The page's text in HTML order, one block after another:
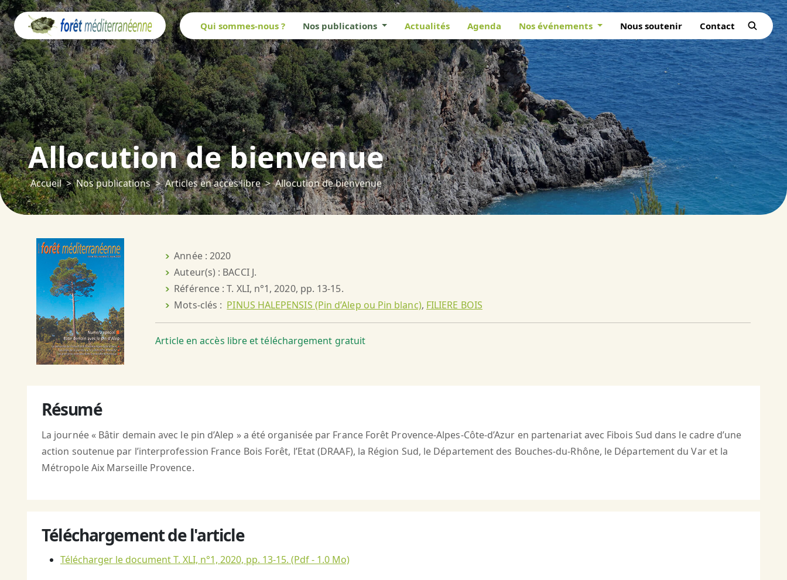
Qui sommes-nous ? Nos publications Actualités Agenda Nos événements Nous soutenir Contact
Allocution de bienvenue
Accueil Nos publications Articles en accès libre Allocution de bienvenue
Année : 2020
Auteur(s) : BACCI J.
Référence : T. XLI, n°1, 2020, pp. 13-15.
Mots-clés : PINUS HALEPENSIS (Pin d’Alep ou Pin blanc), FILIERE BOIS
Article en accès libre et téléchargement gratuit
Résumé
La journée « Bâtir demain avec le pin d’Alep » a été organisée par France Forêt Provence-Alpes-Côte-d’Azur en partenariat avec Fibois Sud dans le cadre d’une
action soutenue par l’interprofession France Bois Forêt, l’Etat (DRAAF), la Région Sud, le Département des Bouches-du-Rhône, le Département du Var et la
Métropole Aix Marseille Provence.
Téléchargement de l'article
Télécharger le document T. XLI, n°1, 2020, pp. 13-15. (Pdf - 1.0 Mo)
Panneau de gestion des cookies